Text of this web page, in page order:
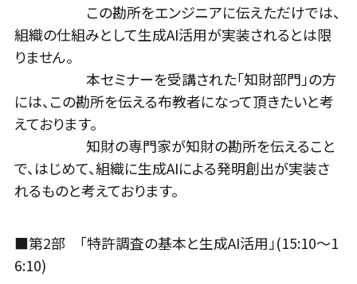
この勘所をエンジニアに伝えただけでは、
組織の仕組みとして生成AI活用が実装されるとは限
りません。
本セミナーを受講された「知財部門」の方
には、この勘所を伝える布教者になって頂きたいと考
えております。
知財の専門家が知財の勘所を伝えること
で、はじめて、組織に生成AIによる発明創出が実装さ
れるものと考えております。
■第2部 「特許調査の基本と生成AI活用」(15:10〜1
6:10)